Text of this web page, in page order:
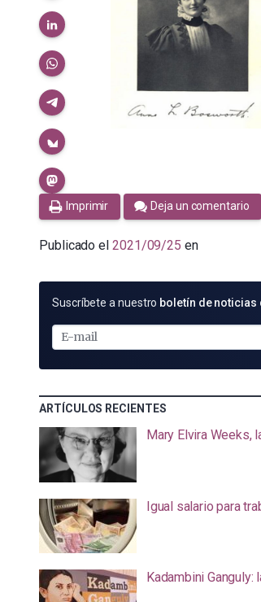
Imprimir Deja un comentario
Publicado el 2021/09/25 en
SUSCRÍBETE
E-
MAIL
Suscríbete a nuestro boletín de noticias
ARTÍCULOS RECIENTES
Mary Elvira Weeks,
Igual salario para
Kadambini